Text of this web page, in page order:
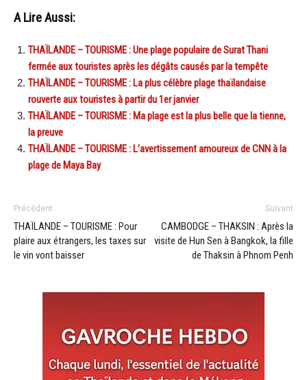
A Lire Aussi:
THAÏLANDE – TOURISME : Une plage populaire de Surat Thani
fermée aux touristes après les dégâts causés par la tempête
THAÏLANDE – TOURISME : La plus célèbre plage thaïlandaise
rouverte aux touristes à partir du 1er janvier
THAÏLANDE – TOURISME : Ma plage est la plus belle que la tienne,
la preuve
THAÏLANDE – TOURISME : L’avertissement amoureux de CNN à la
plage de Maya Bay
Précédent
THAÏLANDE – TOURISME : Pour
plaire aux étrangers, les taxes sur
le vin vont baisser
Suivant
CAMBODGE – THAKSIN : Après la
visite de Hun Sen à Bangkok, la fille
de Thaksin à Phnom Penh